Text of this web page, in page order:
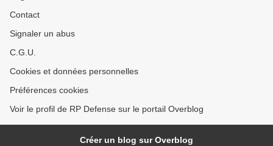
Contact
Signaler un abus
C.G.U.
Cookies et données personnelles
Préférences cookies
Voir le profil de RP Defense sur le portail Overblog
Créer un blog sur Overblog